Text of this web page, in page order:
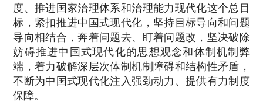
度、推进国家治理体系和治理能力现代化这个总目
标，紧扣推进中国式现代化，坚持目标导向和问题
导向相结合，奔着问题去、盯着问题改，坚决破除
妨碍推进中国式现代化的思想观念和体制机制弊
端，着力破解深层次体制机制障碍和结构性矛盾，
不断为中国式现代化注入强劲动力、提供有力制度
保障。